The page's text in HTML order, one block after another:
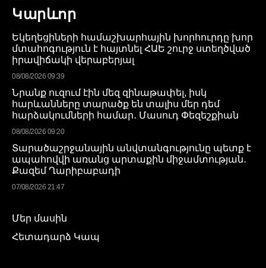
Կարևոր
Եկեղեցիների համաշխարհային խորհուրդը խոր
մտահոգություն է հայտնել ՀԱԵ շուրջ ստեղծված
իրավիճակի վերաբերյալ
08/08/2026 09:39
Նրանք ուզում էին մեզ զինաթափել, իսկ
հարևանները տարածք են տալիս մեր դեմ
հարձակումների համար․ Մասուդ Փեզեշքիան
08/08/2026 09:20
Տարածաշրջանային անվտանգությունը պետք է
ապահովվի առանց արտաքին միջամտության․
Քազեմ Ղարիբաբադի
07/08/2026 21:47
Մեր մասին
Հետադարձ Կապ